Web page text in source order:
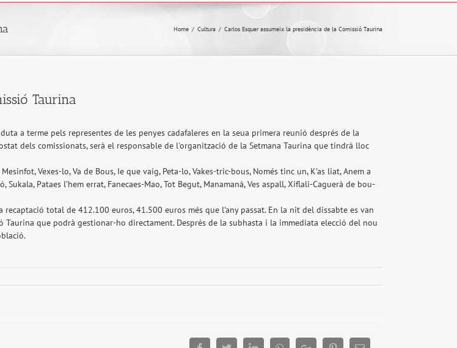
Home / Cultura / Carlos Esquer assumeix la presidència de la Comissió Taurina
Taurina
a terme pels representes de les penyes cadafaleres en la seua primera reunió després de la
dels comissionats, serà el responsable de l'organització de la Setmana Taurina que tindrà lloc
Vexes-lo, Va de Bous, Ie que vaig, Peta-lo, Vakes-tric-bous, Només tinc un, K’as liat, Anem a
Pataes l’hem errat, Fanecaes-Mao, Tot Begut, Manamaná, Ves aspall, Xiflali-Caguerà de bou-
total de 412.100 euros, 41.500 euros més que l'any passat. En la nit del dissabte es van
que podrà gestionar-ho directament. Després de la subhasta i la immediata elecció del nou